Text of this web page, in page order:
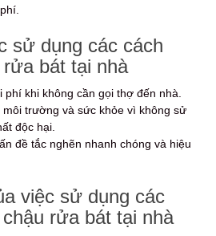
sử dụng các cách
bát tại nhà
phí khi không cần gọi thợ đến nhà.
môi trường và sức khỏe vì không sử
độc hại.
đề tắc nghẽn nhanh chóng và hiệu
việc sử dụng các
rửa bát tại nhà